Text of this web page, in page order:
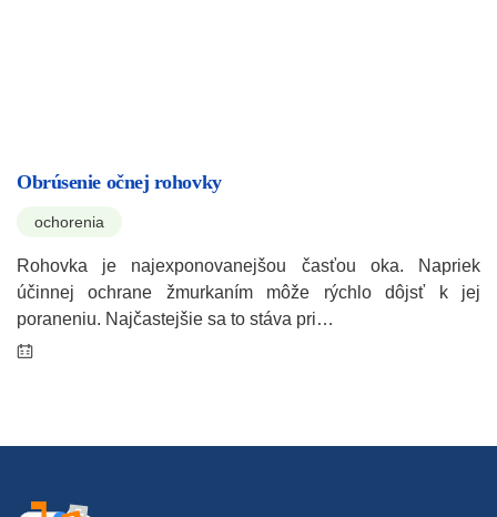
Obrúsenie očnej rohovky
ochorenia
Rohovka je najexponovanejšou časťou oka. Napriek
účinnej ochrane žmurkaním môže rýchlo dôjsť k jej
poraneniu. Najčastejšie sa to stáva pri…